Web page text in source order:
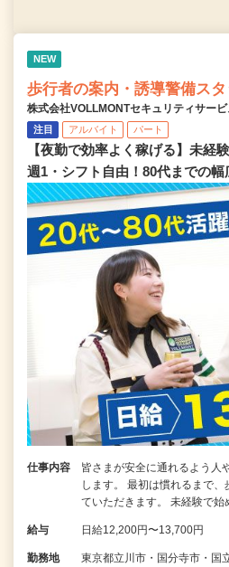
NEW
歩行者の案内・誘導警備スタ
株式会社VOLLMONTセキュリティサー
注目 アルバイト パート
【夜勤で効率よく稼げる】未経
週1・シフト自由！80代までの幅
仕事内容
皆さまが安全に通れるよう人
します。 最初は慣れるまで
ていただきます。 未経験で始
給与 日給12,200円〜13,700円
勤務地
東京都立川市・国分寺市・国